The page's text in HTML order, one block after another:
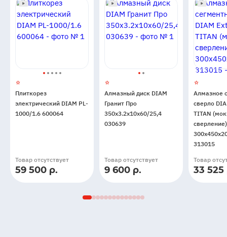
Плиткорез
электрический DIAM PL-
1000/1.6 600064
Товар отсутствует
59 500 р.
Алмазный диск DIAM
Гранит Про
350x3.2x10x60/25,4
030639
Товар отсутствует
9 600 р.
Алмазное
сверло
ТITAN
сверление)
313015
Товар
33 525